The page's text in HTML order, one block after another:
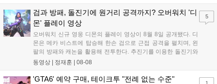
하는 몰입감 있는 서사와 조합을 구현하며 시리즈의 미래를 향한
새로운 가능성을 제시했다....
검과 방패, 돌진기에 원거리 공격까지? 오버워치 '디
몬' 플레이 영상
오버워치 신규 영웅 디몬의 플레이 영상이 8월 8일 공개됐다. 디
몬은 메카 비스트에 탑승해 한손 검으로 근접 공격을 펼치며, 왼
팔의 방패와 캐논을 활용해 전투한다. 추진기를 이용한 돌진기와
참격 형태의 궁극기를 보유했고, 메카 파괴 시 맨몸으로 기관총을
산의 영웅들 업데이트를 통해 정식 출시될 예정이다....
동영상 | 정재훈 08-08
5
'GTA6' 예약 구매, 테이크투 "전례 없는 수준"